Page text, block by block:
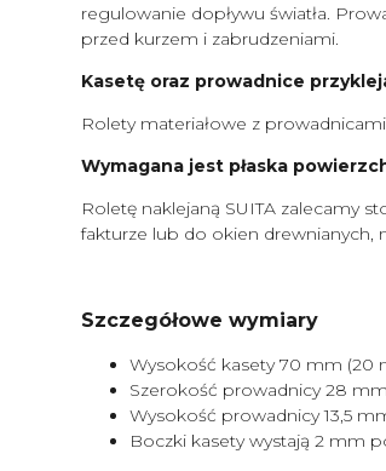
regulowanie dopływu światła.
przed kurzem i zabrudzeniami.
Kasetę oraz prowadnice
Rolety materiałowe z
Wymagana jest płaska
Roletę naklejaną SUITA zalecamy
fakturze lub do okien drewnianych,
Szczegółowe wymiary
Wysokość kasety 70 mm (20
Szerokość prowadnicy 28
Wysokość prowadnicy 13,5
Boczki kasety wystają 2 mm